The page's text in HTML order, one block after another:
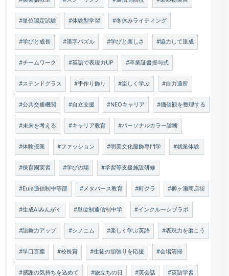
#単位認定試験 #体験型学習 #冬休みライティング
#学びと成長 #漢字パズル #学びと楽しさ #協力して達成
#チームワーク #英語で表現力UP #卒業証書授与式
#ステンドグラス #手作り飾り #楽しく学ぶ #自力通所
#公共交通機関 #自立支援 #NEOキャリア #価値観を整理する
#未来を考える #キャリア教育 #パーソナルカラー診断
#体験授業 #ファッション #明美文化服飾専門学 #就業体験
#保育園実習 #学びの場 #学習等支援施設研修
#Eula通信制中等部 #メタバース教育 #町クラ #柳ヶ瀬商店街
#生成AIみんがく #単位制通信制中学 #インクルーシブラボ
#語彙力アップ #シノニム #楽しく学ぶ英語 #表現力を磨こう
#早口言葉 #校長賞 #生徒の頑張りを応援 #会場清掃
#感謝の気持ちを込めて #旅立ちの日 #英会話 #英語学習